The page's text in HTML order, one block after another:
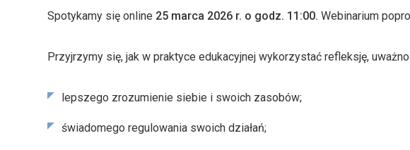
Spotykamy się online 25 marca 2026 r. o godz. 11:00. Webinarium
Przyjrzymy się, jak w praktyce edukacyjnej wykorzystać refleksję,
lepszego zrozumienie siebie i swoich zasobów;
świadomego regulowania swoich działań;